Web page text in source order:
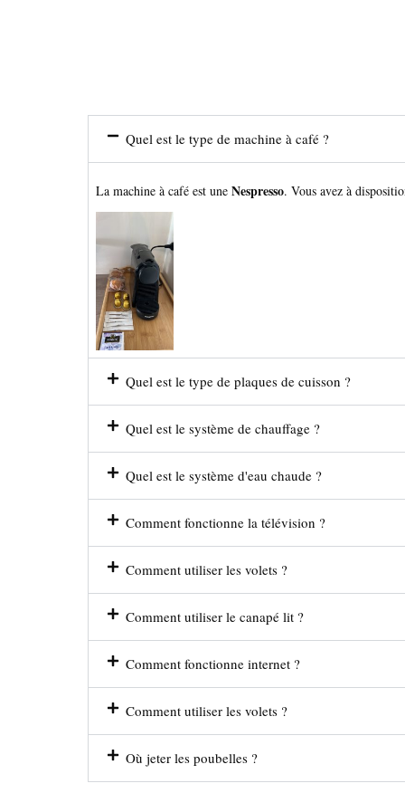
Quel est le type de machine à café ?
La machine à café est une Nespresso. Vous avez à
Quel est le type de plaques de cuisson ?
Quel est le système de chauffage ?
Quel est le système d'eau chaude ?
Comment fonctionne la télévision ?
Comment utiliser les volets ?
Comment utiliser le canapé lit ?
Comment fonctionne internet ?
Comment utiliser les volets ?
Où jeter les poubelles ?